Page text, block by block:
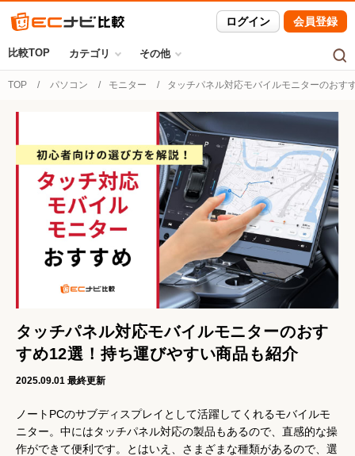
ログイン 会員登録
比較TOP カテゴリ その他
TOP パソコン モニター タッチパネル対応モバイルモニターのおす
タッチパネル対応モバイルモニターのおす
すめ12選！持ち運びやすい商品も紹介
2025.09.01 最終更新
ノートPCのサブディスプレイとして活躍してくれるモバイルモ
ニター。中にはタッチパネル対応の製品もあるので、直感的な操
作ができて便利です。とはいえ、さまざまな種類があるので、選